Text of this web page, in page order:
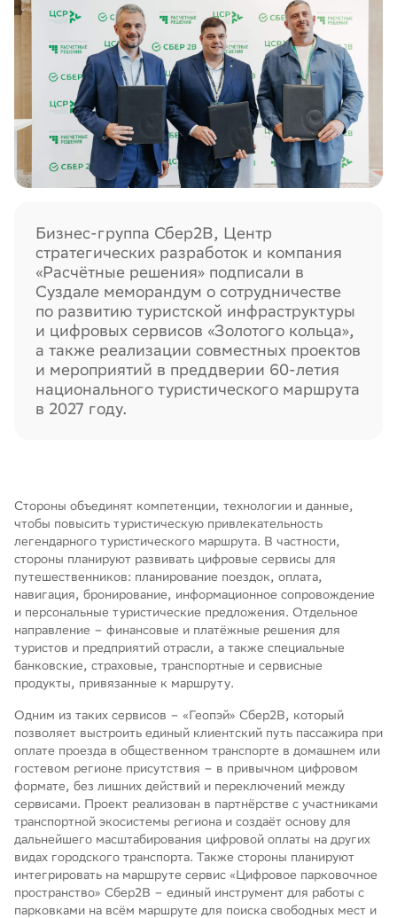
Бизнес-группа Сбер2B, Центр
стратегических разработок и компания
«Расчётные решения» подписали в
Суздале меморандум о сотрудничестве
по развитию туристской инфраструктуры
и цифровых сервисов «Золотого кольца»,
а также реализации совместных проектов
и мероприятий в преддверии 60-летия
национального туристического маршрута
в 2027 году.
Стороны объединят компетенции, технологии и данные,
чтобы повысить туристическую привлекательность
легендарного туристического маршрута. В частности,
стороны планируют развивать цифровые сервисы для
путешественников: планирование поездок, оплата,
навигация, бронирование, информационное сопровождение
и персональные туристические предложения. Отдельное
направление – финансовые и платёжные решения для
туристов и предприятий отрасли, а также специальные
банковские, страховые, транспортные и сервисные
продукты, привязанные к маршруту.
Одним из таких сервисов – «Геопэй» Сбер2B, который
позволяет выстроить единый клиентский путь пассажира при
оплате проезда в общественном транспорте в домашнем или
гостевом регионе присутствия – в привычном цифровом
формате, без лишних действий и переключений между
сервисами. Проект реализован в партнёрстве с участниками
транспортной экосистемы региона и создаёт основу для
дальнейшего масштабирования цифровой оплаты на других
видах городского транспорта. Также стороны планируют
интегрировать на маршруте сервис «Цифровое парковочное
пространство» Сбер2B – единый инструмент для работы с
парковками на всём маршруте для поиска свободных мест и